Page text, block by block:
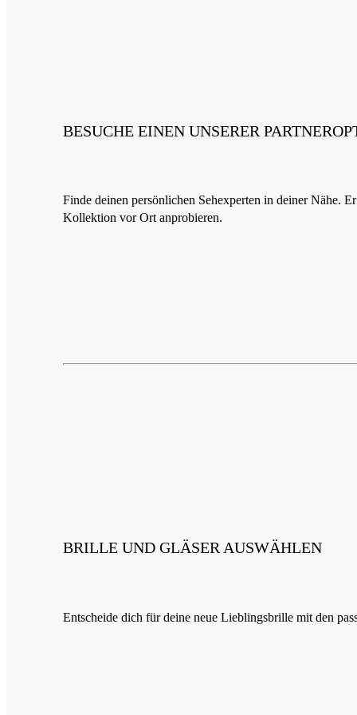
BESUCHE EINEN UNSERER
Finde deinen persönlichen Sehexperten in deiner Nähe.
Kollektion vor Ort anprobieren.
BRILLE UND GLÄSER AUSWÄHLEN
Entscheide dich für deine neue Lieblingsbrille mit den